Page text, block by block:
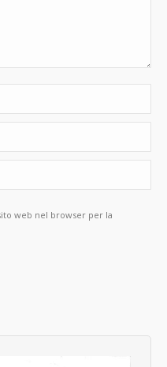
web nel browser per la